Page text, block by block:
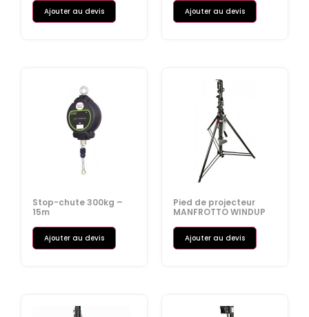
Ajouter au devis Ajouter au devis
Stop-chute 300kg –
15m
Ajouter au devis
Pied de projecteur
MANFROTTO WINDUP
Ajouter au devis